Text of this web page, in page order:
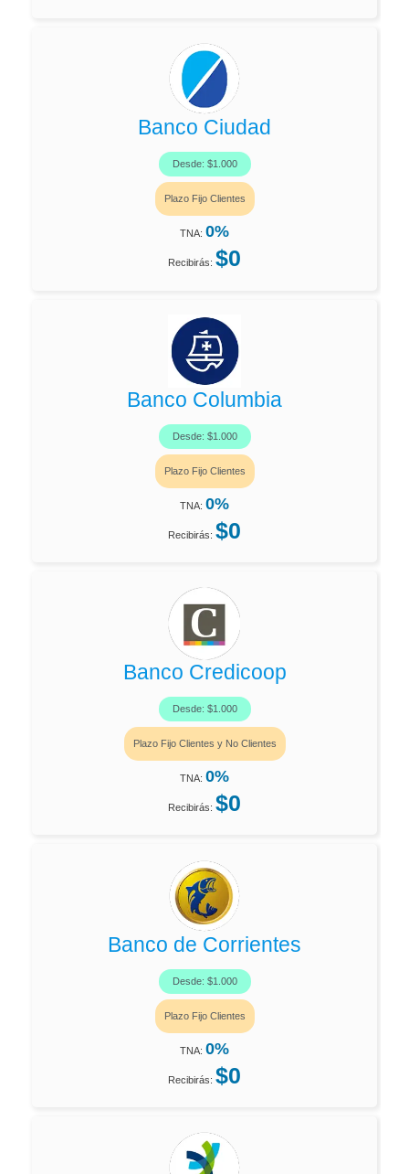
Banco Ciudad
Desde: $1.000
Plazo Fijo Clientes
TNA: 0%
Recibirás: $0
Banco Columbia
Desde: $1.000
Plazo Fijo Clientes
TNA: 0%
Recibirás: $0
Banco Credicoop
Desde: $1.000
Plazo Fijo Clientes y No Clientes
TNA: 0%
Recibirás: $0
Banco de Corrientes
Desde: $1.000
Plazo Fijo Clientes
TNA: 0%
Recibirás: $0